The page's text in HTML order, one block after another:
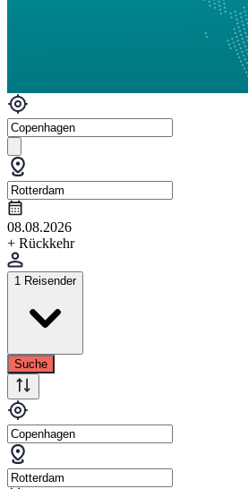
08.08.2026
+ Rückkehr
1 Reisender
Suche